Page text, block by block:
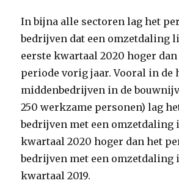
In bijna alle sectoren lag het
bedrijven dat een omzetdaling
eerste kwartaal 2020 hoger
periode vorig jaar. Vooral in de
middenbedrijven in de
250 werkzame personen) lag
bedrijven met een omzetdaling
kwartaal 2020 hoger dan het
bedrijven met een omzetdaling
kwartaal 2019.